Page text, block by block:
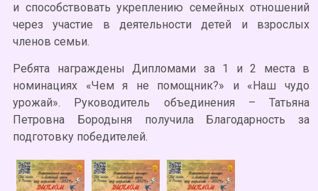
и способствовать укреплению семейных отношений
через участие в деятельности детей и взрослых
членов семьи.
Ребята награждены Дипломами за 1 и 2 места в
номинациях «Чем я не помощник?» и «Наш чудо
урожай». Руководитель объединения – Татьяна
Петровна Бородыня получила Благодарность за
подготовку победителей.